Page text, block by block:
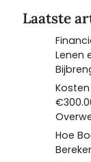
Laatste
Lenen
Hoe